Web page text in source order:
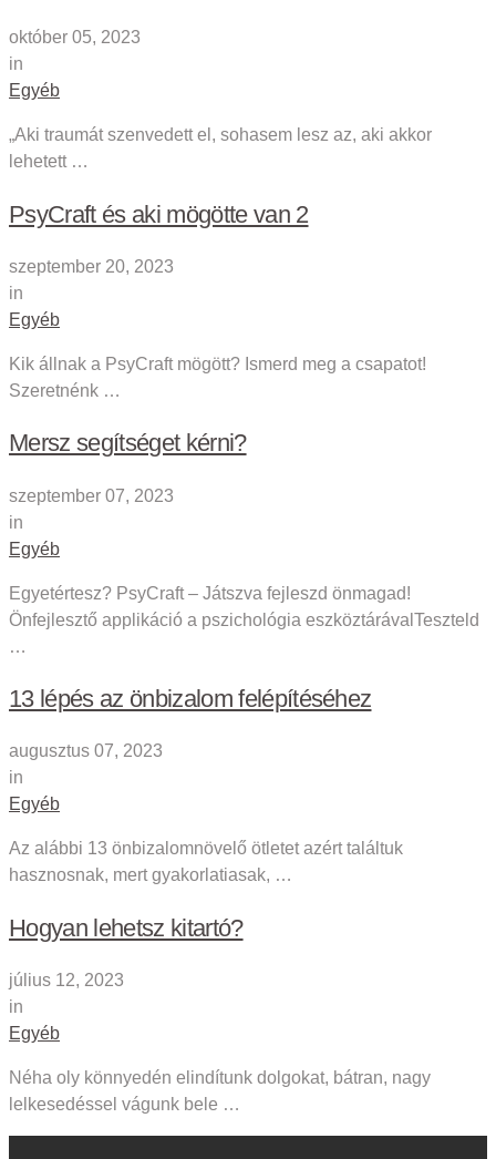
október 05, 2023
in
Egyéb
„Aki traumát szenvedett el, sohasem lesz az, aki akkor
lehetett …
PsyCraft és aki mögötte van 2
szeptember 20, 2023
in
Egyéb
Kik állnak a PsyCraft mögött? Ismerd meg a csapatot!
Szeretnénk …
Mersz segítséget kérni?
szeptember 07, 2023
in
Egyéb
Egyetértesz? PsyCraft – Játszva fejleszd önmagad!
Önfejlesztő applikáció a pszichológia eszköztárávalTeszteld
…
13 lépés az önbizalom felépítéséhez
augusztus 07, 2023
in
Egyéb
Az alábbi 13 önbizalomnövelő ötletet azért találtuk
hasznosnak, mert gyakorlatiasak, …
Hogyan lehetsz kitartó?
július 12, 2023
in
Egyéb
Néha oly könnyedén elindítunk dolgokat, bátran, nagy
lelkesedéssel vágunk bele …